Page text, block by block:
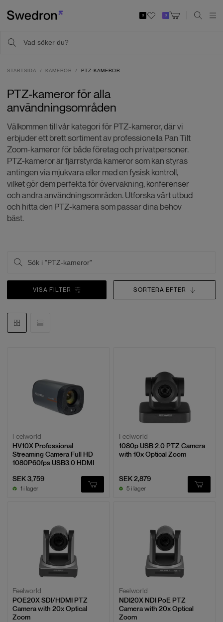
0 0
STARTSIDA KAMEROR PTZ-KAMEROR
PTZ-kameror för alla
användningsområden
Välkommen till vår kategori för PTZ-kameror, där vi
erbjuder ett brett sortiment av professionella Pan Tilt
Zoom-kameror för både företag och privatpersoner.
PTZ-kameror är fjärrstyrda kameror som kan styras
antingen via mjukvara eller med en fysisk kontroll,
vilket gör dem perfekta för övervakning, konferenser
och andra användningsområden. Utforska vårt utbud
och hitta den PTZ-kamera som passar dina behov
bäst.
VISA FILTER SORTERA EFTER
Feelworld
HV10X Professional
Streaming Camera Full HD
1080P60fps USB3.0 HDMI
SEK 3,759
1 i lager
Feelworld
1080p USB 2.0 PTZ Camera
with 10x Optical Zoom
SEK 2,879
5 i lager
Feelworld
POE20X SDI/HDMI PTZ
Camera with 20x Optical
Zoom
Feelworld
NDI20X NDI PoE PTZ
Camera with 20x Optical
Zoom